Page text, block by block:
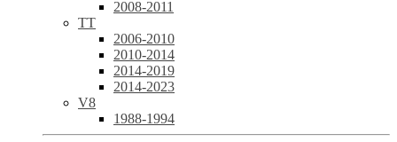
2008-2011
TT
2006-2010
2010-2014
2014-2019
2014-2023
V8
1988-1994